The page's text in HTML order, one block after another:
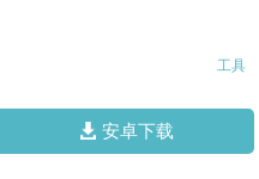
工具
安卓下载